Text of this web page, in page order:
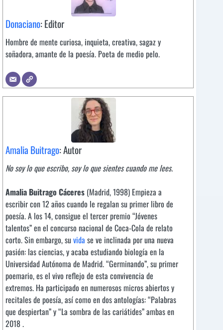
Donaciano: Editor
Hombre de mente curiosa, inquieta, creativa, sagaz y
soñadora, amante de la poesía. Poeta de medio pelo.
Amalia Buitrago: Autor
No soy lo que escribo, soy lo que sientes cuando me lees.
Amalia Buitrago Cáceres (Madrid, 1998) Empieza a
escribir con 12 años cuando le regalan su primer libro de
poesía. A los 14, consigue el tercer premio “Jóvenes
talentos” en el concurso nacional de Coca-Cola de relato
corto. Sin embargo, suvida se ve inclinada por una nueva
pasión: las ciencias, y acaba estudiando biología en la
Universidad Autónoma de Madrid. “Germinando”, su primer
poemario, es el vivo reflejo de esta convivencia de
extremos. Ha participado en numerosos micros abiertos y
recitales de poesía, así como en dos antologías: “Palabras
que despiertan” y “La sombra de las cariátides” ambas en
2018.